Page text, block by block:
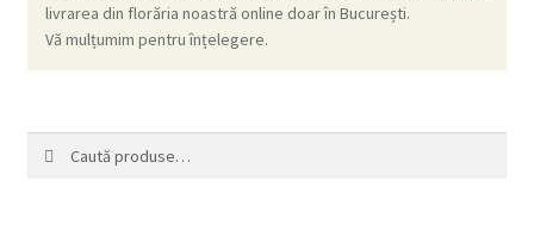
livrarea din florăria noastră online doar în București.
Vă mulțumim pentru înțelegere.